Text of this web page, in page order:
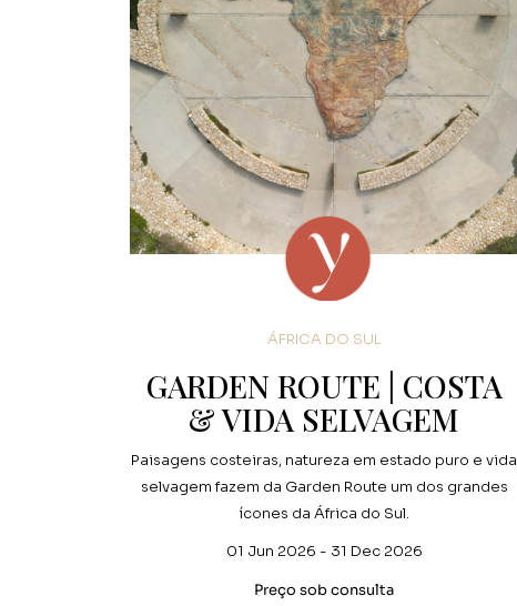
ÁFRICA DO SUL
GARDEN ROUTE | COSTA
& VIDA SELVAGEM
Paisagens costeiras, natureza em estado puro e vida
selvagem fazem da Garden Route um dos grandes
ícones da África do Sul.
01 Jun 2026 - 31 Dec 2026
Preço sob consulta